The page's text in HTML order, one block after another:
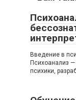
Введение в
Психоанализ
психики,